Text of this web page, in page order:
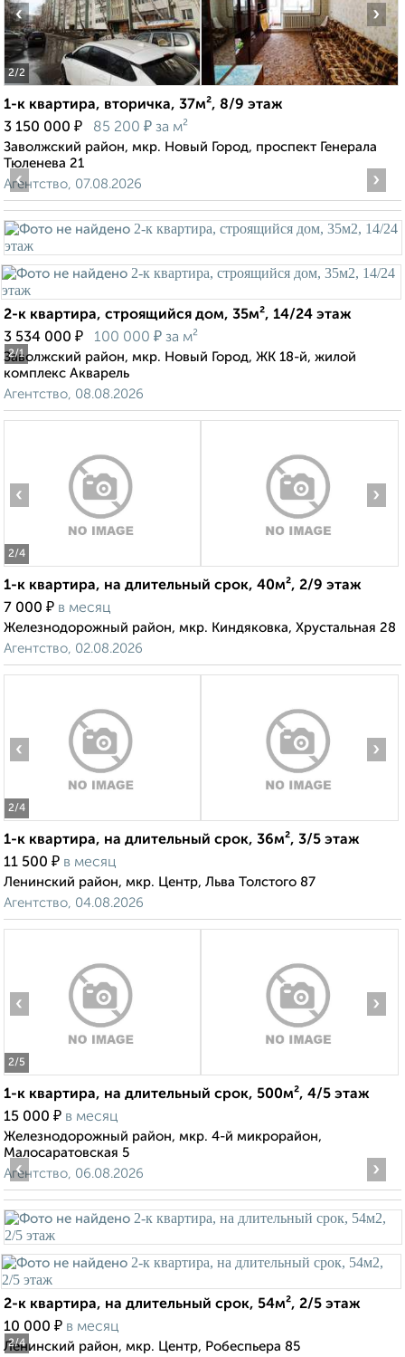
2/2
‹ ›
1-к квартира, вторичка, 37м², 8/9 этаж
3 150 000 ₽ 85 200 ₽ за м²
Заволжский район, мкр. Новый Город, проспект Генерала
Тюленева 21
Агентство, 07.08.2026
2/1
‹ ›
2-к квартира, строящийся дом, 35м², 14/24 этаж
3 534 000 ₽ 100 000 ₽ за м²
Заволжский район, мкр. Новый Город, ЖК 18-й, жилой
комплекс Акварель
Агентство, 08.08.2026
2/4
‹ ›
1-к квартира, на длительный срок, 40м², 2/9 этаж
7 000 ₽ в месяц
Железнодорожный район, мкр. Киндяковка, Хрустальная 28
Агентство, 02.08.2026
2/4
‹ ›
1-к квартира, на длительный срок, 36м², 3/5 этаж
11 500 ₽ в месяц
Ленинский район, мкр. Центр, Льва Толстого 87
Агентство, 04.08.2026
2/5
‹ ›
1-к квартира, на длительный срок, 500м², 4/5 этаж
15 000 ₽ в месяц
Железнодорожный район, мкр. 4-й микрорайон,
Малосаратовская 5
Агентство, 06.08.2026
2/4
‹ ›
2-к квартира, на длительный срок, 54м², 2/5 этаж
10 000 ₽ в месяц
Ленинский район, мкр. Центр, Робеспьера 85